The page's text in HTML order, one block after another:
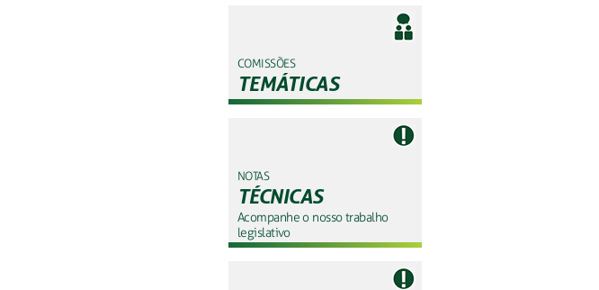
COMISSÕES
TEMÁTICAS
NOTAS
TÉCNICAS
Acompanhe o nosso trabalho
legislativo